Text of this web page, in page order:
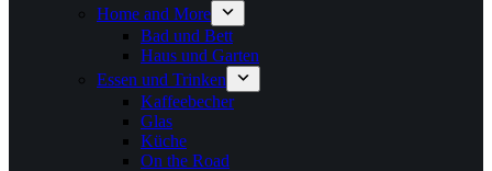
Home and More
Bad und Bett
Haus und Garten
Essen und Trinken
Kaffeebecher
Glas
Küche
On the Road